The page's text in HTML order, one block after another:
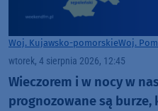
Woj. Kujawsko-pomorskieWoj.
wtorek, 4 sierpnia 2026, 12:45
Wieczorem i w nocy w
prognozowane są